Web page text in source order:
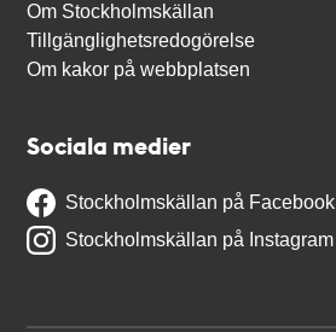
Om Stockholmskällan
Tillgänglighetsredogörelse
Om kakor på webbplatsen
Sociala medier
Stockholmskällan på Facebook
Stockholmskällan på Instagram